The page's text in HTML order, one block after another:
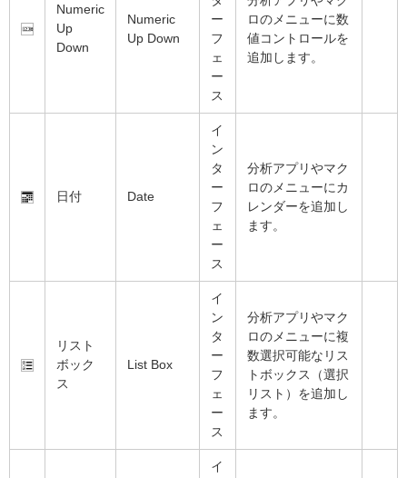
Numeric
Up
Down
Numeric
Up Down
ー
フ
ェ
ー
ス
ロのメニューに数
値コントロールを
追加します。
日付 Date
イ
ン
タ
ー
フ
ェ
ー
ス
分析アプリやマク
ロのメニューにカ
レンダーを追加し
ます。
リスト
ボック
ス
List Box
イ
ン
タ
ー
フ
ェ
ー
ス
分析アプリやマク
ロのメニューに複
数選択可能なリス
トボックス（選択
リスト）を追加し
ます。
イ